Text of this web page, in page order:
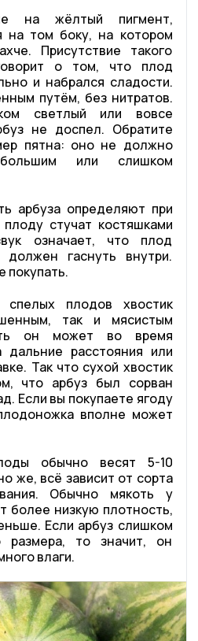
на жёлтый пигмент,
на том боку, на котором
Присутствие такого
о том, что плод
и набрался сладости.
путём, без нитратов.
светлый или вовсе
не доспел. Обратите
пятна: оно не должно
или слишком
арбуза определяют при
стучат костяшками
означает, что плод
гаснуть внутри.
покупать.
плодов хвостик
так и мясистым
он может во время
дальние расстояния или
Так что сухой хвостик
что арбуз был сорван
Если вы покупаете ягоду
вполне может
обычно весят 5-10
же, всё зависит от сорта
Обычно мякоть у
более низкую плотность,
Если арбуз слишком
размера, то значит, он
влаги.